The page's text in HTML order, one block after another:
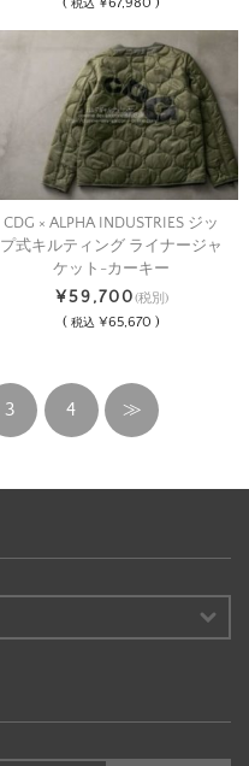
(税込 ¥67,980 )
CDG × ALPHA INDUSTRIES ジッ
プ式キルティング ライナージャ
ケット-カーキー
¥59,700(税別)
(税込 ¥65,670 )
3 4 ≫